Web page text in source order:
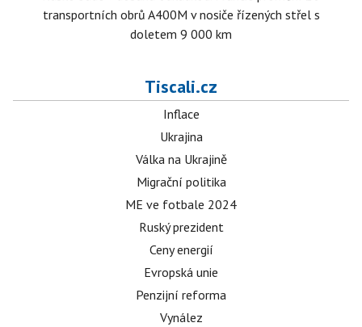
transportních obrů A400M v nosiče řízených střel s
doletem 9 000 km
Tiscali.cz
Inflace
Ukrajina
Válka na Ukrajině
Migrační politika
ME ve fotbale 2024
Ruský prezident
Ceny energií
Evropská unie
Penzijní reforma
Vynález